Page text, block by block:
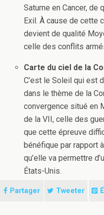
Saturne en Cancer, de
Exil. À cause de cette
devient de qualité
celle des conflits
Carte du ciel de la
C’est le Soleil qui est
dans le thème de la
convergence situé en
de la VII, celle des
que cette épreuve
bénéfique par rapport
qu’elle va permettre
États-Unis.
Partager Tweeter